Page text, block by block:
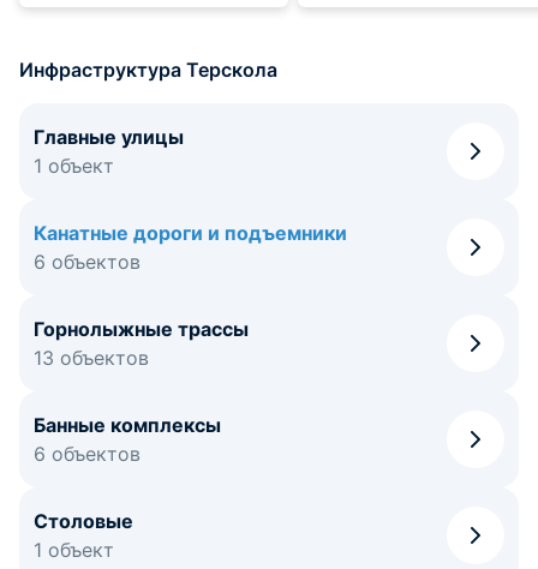
Инфраструктура Терскола
Главные улицы
1 объект
Канатные дороги и подъемники
6 объектов
Горнолыжные трассы
13 объектов
Банные комплексы
6 объектов
Столовые
1 объект